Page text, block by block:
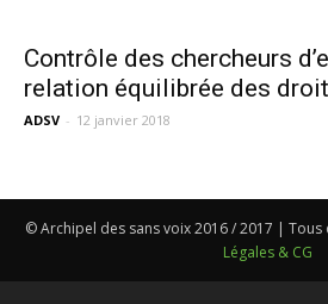
Contrôle des chercheurs
relation équilibrée des
ADSV - 12 janvier 2018
© Archipel des sans voix 2016 / 2017 | Tous
Légales & CG